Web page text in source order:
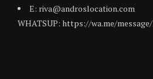
E: riva@androslocation.com
WHATSUP: https://wa.me/message/